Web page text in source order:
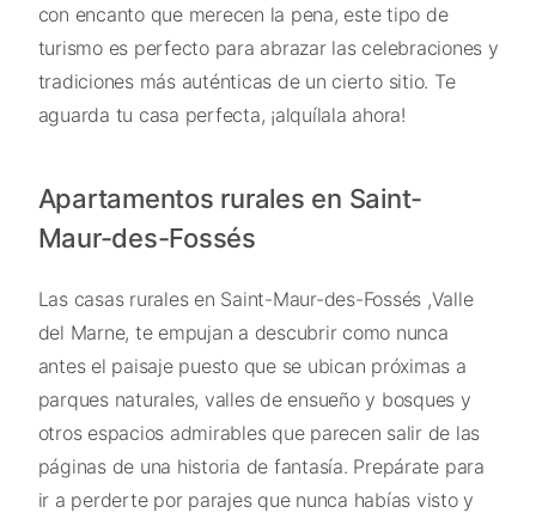
con encanto que merecen la pena, este tipo de
turismo es perfecto para abrazar las celebraciones y
tradiciones más auténticas de un cierto sitio. Te
aguarda tu casa perfecta, ¡alquílala ahora!
Apartamentos rurales en Saint-
Maur-des-Fossés
Las casas rurales en Saint-Maur-des-Fossés ,Valle
del Marne, te empujan a descubrir como nunca
antes el paisaje puesto que se ubican próximas a
parques naturales, valles de ensueño y bosques y
otros espacios admirables que parecen salir de las
páginas de una historia de fantasía. Prepárate para
ir a perderte por parajes que nunca habías visto y